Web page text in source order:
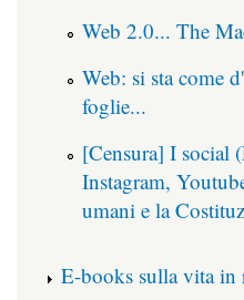
Web 2.0... The
Web: si sta come
foglie...
[Censura] I social
Instagram,
umani e la
E-books sulla vita in